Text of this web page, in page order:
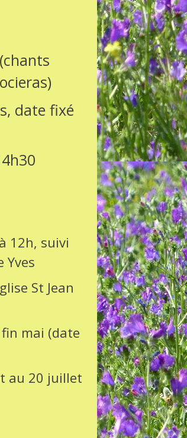
date fixé
12h, suivi
Yves
St Jean
mai (date
au 20 juillet